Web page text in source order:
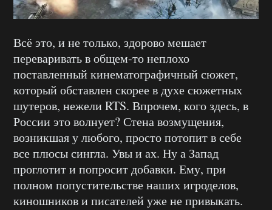
Всё это, и не только, здорово мешает
переваривать в общем-то неплохо
поставленный кинематографичный сюжет,
который обставлен скорее в духе сюжетных
шутеров, нежели RTS. Впрочем, кого здесь, в
России это волнует? Стена возмущения,
возникшая у любого, просто потопит в себе
все плюсы сингла. Увы и ах. Ну а Запад
проглотит и попросит добавки. Ему, при
полном попустительстве наших игроделов,
киношников и писателей уже не привыкать.